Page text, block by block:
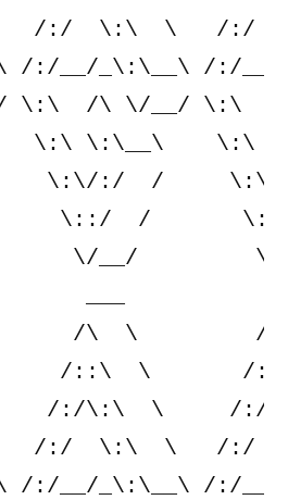
/:/  \:\  \   /:/
/:/__/_\:\__\ /:/__/
/\ \/__/ \:\  /\
\:\ \:\__\    \:\
\:\/:/  /
\::/  /
\/__/
/\  \
/::\  \
/:/\:\  \     /
/:/  \:\  \   /:/
/:/__/_\:\__\ /:/__/